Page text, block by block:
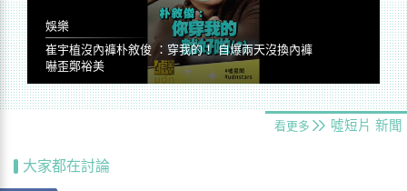
娛樂
崔宇植沒內褲朴敘俊 ：穿我的！ 自爆兩天沒換內褲
嚇歪鄭裕美
看更多 噓短片 新聞
大家都在討論